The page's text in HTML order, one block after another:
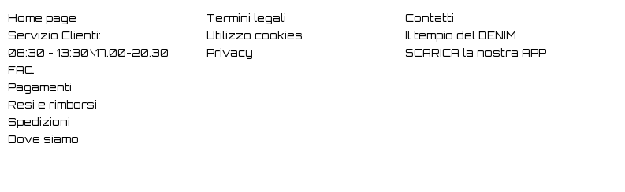
Home page
Servizio Clienti:
08:30 - 13:30\17.00-20.30
FAQ
Pagamenti
Resi e rimborsi
Spedizioni
Dove siamo
Termini legali
Utilizzo cookies
Privacy
Contatti
Il tempio del DENIM
SCARICA la nostra APP